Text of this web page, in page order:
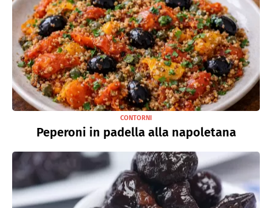
CONTORNI
Peperoni in padella alla napoletana